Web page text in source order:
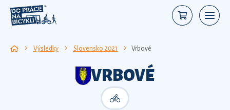
Výsledky Slovensko 2021 Vrbové
VRBOVÉ